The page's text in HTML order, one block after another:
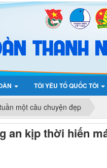
TÔI YÊU TỔ QUỐC TÔI
một câu chuyện đẹp
an kịp thời hiến